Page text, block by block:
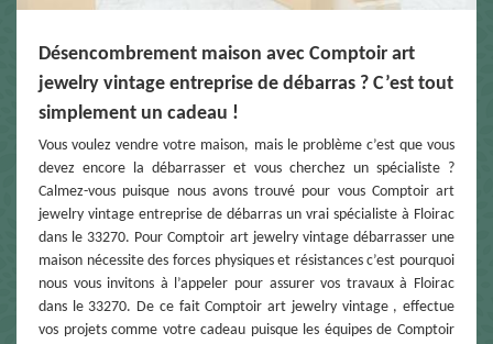
Désencombrement maison avec Comptoir art
jewelry vintage entreprise de débarras ? C’est tout
simplement un cadeau !
Vous voulez vendre votre maison, mais le problème c’est que vous
devez encore la débarrasser et vous cherchez un spécialiste ?
Calmez-vous puisque nous avons trouvé pour vous Comptoir art
jewelry vintage entreprise de débarras un vrai spécialiste à Floirac
dans le 33270. Pour Comptoir art jewelry vintage débarrasser une
maison nécessite des forces physiques et résistances c’est pourquoi
nous vous invitons à l’appeler pour assurer vos travaux à Floirac
dans le 33270. De ce fait Comptoir art jewelry vintage , effectue
vos projets comme votre cadeau puisque les équipes de Comptoir